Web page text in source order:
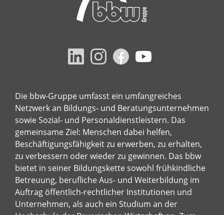
Die bbw-Gruppe umfasst ein umfangreiches
Netzwerk an Bildungs- und Beratungsunternehmen
sowie Sozial- und Personaldienstleistern. Das
gemeinsame Ziel: Menschen dabei helfen,
Beschäftigungsfähigkeit zu erwerben, zu erhalten,
zu verbessern oder wieder zu gewinnen. Das bbw
bietet in seiner Bildungskette sowohl frühkindliche
Betreuung, berufliche Aus- und Weiterbildung im
Auftrag öffentlich-rechtlicher Institutionen und
Unternehmen, als auch ein Studium an der